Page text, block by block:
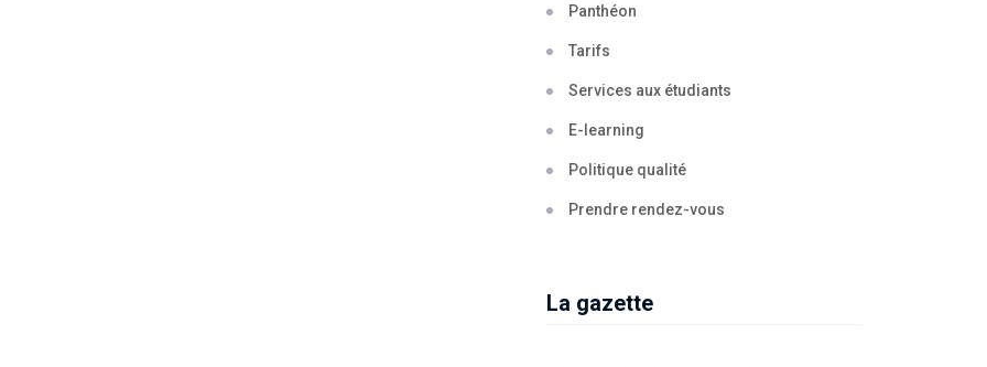
Panthéon
Tarifs
Services aux étudiants
E-learning
Politique qualité
Prendre rendez-vous
La gazette